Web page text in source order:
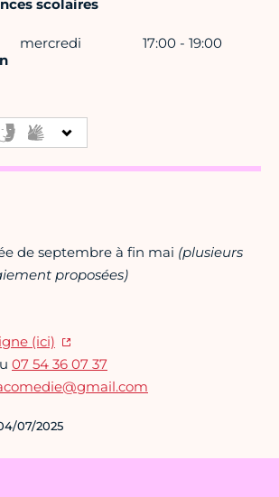
scolaires
mercredi 17:00 - 19:00
de septembre à fin mai (plusieurs
proposées)
(ici)
07 54 36 07 37
07/2025